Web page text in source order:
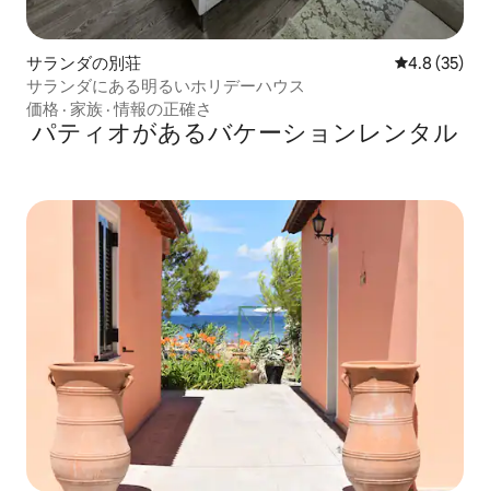
サランダの別荘 レビュー35
4.8 (35)
サランダにある明るいホリデーハウス
価格 · 家族 ·情報の正確さ
パティオがあるバケーションレンタル